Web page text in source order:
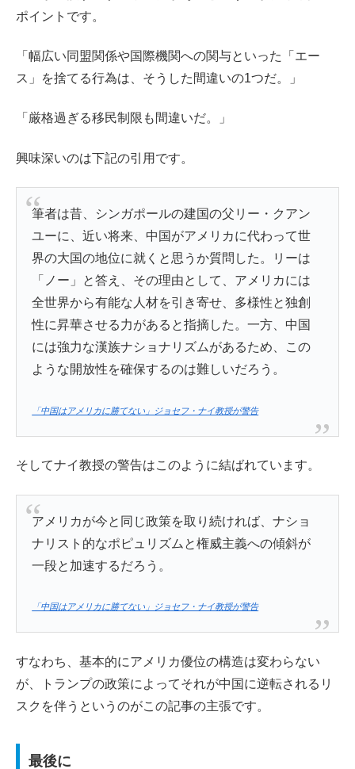
ポイントです。
「幅広い同盟関係や国際機関への関与といった「エー
ス」を捨てる行為は、そうした間違いの1つだ。」
「厳格過ぎる移民制限も間違いだ。」
興味深いのは下記の引用です。
筆者は昔、シンガポールの建国の父リー・クアン
ユーに、近い将来、中国がアメリカに代わって世
界の大国の地位に就くと思うか質問した。リーは
「ノー」と答え、その理由として、アメリカには
全世界から有能な人材を引き寄せ、多様性と独創
性に昇華させる力があると指摘した。一方、中国
には強力な漢族ナショナリズムがあるため、この
ような開放性を確保するのは難しいだろう。
「中国はアメリカに勝てない」ジョセフ・ナイ教授が警告
そしてナイ教授の警告はこのように結ばれています。
アメリカが今と同じ政策を取り続ければ、ナショ
ナリスト的なポピュリズムと権威主義への傾斜が
一段と加速するだろう。
「中国はアメリカに勝てない」ジョセフ・ナイ教授が警告
すなわち、基本的にアメリカ優位の構造は変わらない
が、トランプの政策によってそれが中国に逆転されるリ
スクを伴うというのがこの記事の主張です。
最後に